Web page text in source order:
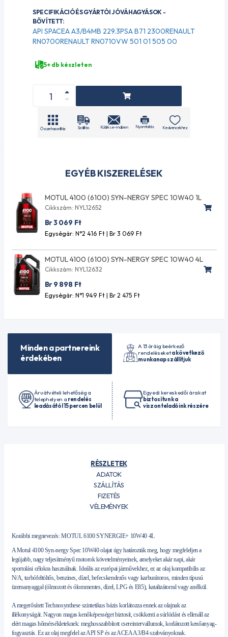
EGYÉB KISZERELÉSEK
MOTUL 4100 (6100) SYN-NERGY SPEC 10W40 1L
Cikkszám: NYL12652
Br 3 069 Ft
Egységár: N°2 416 Ft| Br 3 069 Ft
MOTUL 4100 (6100) SYN-NERGY SPEC 10W40 4L
Cikkszám: NYL12632
Br 9 898 Ft
Egységár: N°1 949 Ft| Br 2 475 Ft
SPECIFIKÁCIÓ ÉS GYÁRTÓI JÓVÁHAGYÁSOK -
BŐVÍTETT:
API SPACEA A3/B4MB 229.3PSA B71 2300RENAULT
RN0700RENAULT RN0710VW 501 01 505 00
5+ db készleten
Összehasonlítás Szállítás Küldés e-mailben Nyomtatás Kedvencekhez
Minden a partnereink
érdekében
A 13 óráig beérkező
rendeléseketa következő
munkanap szállítjuk
Áruátvételi lehetőség a
telephelyen a rendelés
leadásától 15 percen belül
Egyedi kereskedői árakat
biztosítunk a
viszonteladóink részére
RÉSZLETEK
ADATOK
SZÁLLÍTÁS
FIZETÉS
VÉLEMÉNYEK
Korábbi megnevezés: MOTUL 6100 SYNERGIE+ 10W40 4L
A Motul 4100 Syn-nergy Spec 10W40 olajat úgy határozták meg, hogy megfeleljen a
legújabb, nagy teljesítményű motorok követelményeinek, amelyeket akár napi, akár
sportolási célokra használnak. Ideális az európai járművekhez, ez az olaj kompatibilis az
N/A, turbófeltöltős, benzines, dízel, befecskendezős vagy karburátoros, minden típusú
üzemanyaggal (ólmozott és ólommentes, dízel, LPG és E85), katalizátorral vagy anélkül.
A megerősített Technosynthese szintetikus bázis korlátozza ennek az olajnak az
illékonyságát. Nagyon magas kenőképességet biztosít, csökkenti a súrlódást és ellenáll az
elért magas hőmérsékleteknek: meghosszabbított csereintervallumok, korlátozott kenőanyag-
fogyasztás. Ez az olaj megfelel az API SP és az ACEA A3/B4 szabványoknak.